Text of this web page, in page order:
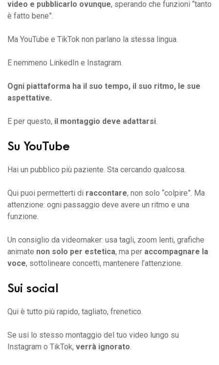
video e pubblicarlo ovunque, sperando che funzioni “tanto
è fatto bene”.
Ma YouTube e TikTok non parlano la stessa lingua.
E nemmeno LinkedIn e Instagram.
Ogni piattaforma ha il suo tempo, il suo ritmo, le sue
aspettative.
E per questo, il montaggio deve adattarsi.
Su YouTube
Hai un pubblico più paziente. Sta cercando qualcosa.
Qui puoi permetterti di raccontare, non solo “colpire”. Ma
attenzione: ogni passaggio deve avere un ritmo e una
funzione.
Un consiglio da videomaker: usa tagli, zoom lenti, grafiche
animate non solo per estetica, ma per accompagnare la
voce, sottolineare concetti, mantenere l’attenzione.
Sui social
Qui è tutto più rapido, tagliato, frenetico.
Se usi lo stesso montaggio del tuo video lungo su
Instagram o TikTok, verrà ignorato.